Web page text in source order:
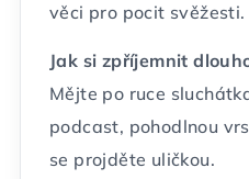
věci pro pocit svěžesti.
Jak si zpříjemnit
Mějte po ruce
podcast, pohodlnou
se projděte uličkou.